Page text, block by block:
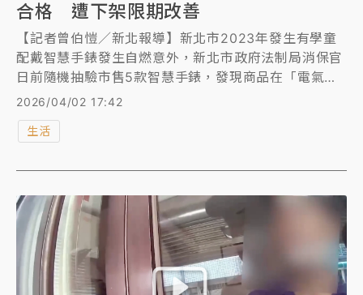
合格 遭下架限期改善
【記者曾伯愷／新北報導】新北市2023年發生有學童
配戴智慧手錶發生自燃意外，新北市政府法制局消保官
日前隨機抽驗市售5款智慧手錶，發現商品在「電氣安
全」及「化學物質」檢測全數符合標準，但在「商品標
示」部分全數不合格，已要求業者改善並在通路下架。
限期內若未改正，得依《商品標示法》處2萬元以上20
2026/04/02 17:42
生活